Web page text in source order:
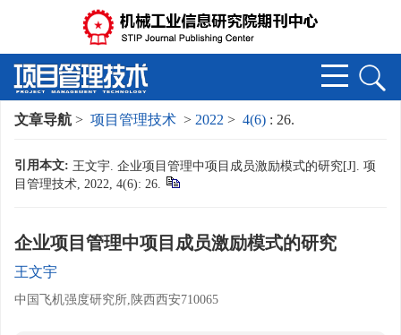
文章导航 > 项目管理技术 > 2022 > 4(6) : 26.
引用本文: 王文宇. 企业项目管理中项目成员激励模式的研究[J]. 项
目管理技术, 2022, 4(6): 26.
企业项目管理中项目成员激励模式的研究
王文宇
中国飞机强度研究所,陕西西安710065